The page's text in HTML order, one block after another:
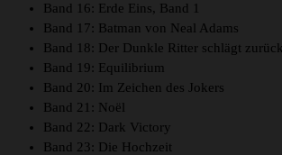
Band 16: Erde Eins, Band 1
Band 17: Batman von Neal Adams
Band 18: Der Dunkle Ritter schlägt zurück
Band 19: Equilibrium
Band 20: Im Zeichen des Jokers
Band 21: Noël
Band 22: Dark Victory
Band 23: Die Hochzeit